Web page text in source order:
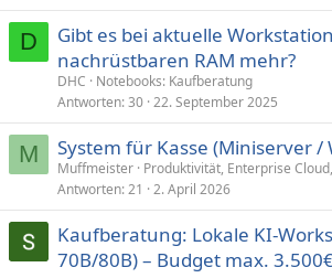
D
Gibt es bei aktuelle
nachrüstbaren RAM mehr?
DHC
Notebooks: Kaufberatung
Antworten 30 22. September 2025
M System für Kasse (Miniserver /
Muffmeister Produktivität, Enterprise
Antworten 21 2. April 2026
Kaufberatung: Lokale KI-
70B/80B) – Budget max.